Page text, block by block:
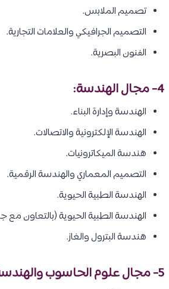
تصميم الملابس.
التصميم الجرافيكي والعلامات التجارية.
الفنون البصرية.
4- مجال الهندسة:
الهندسة وإدارة البناء.
الهندسة الإلكترونية والاتصالات.
هندسة الميكاترونيات.
التصميم المعماري والهندسة الرقمية.
الهندسة الطبية الحيوية.
الهندسة الطبية الحيوية (بالتعاون مع
هندسة البترول والغاز.
5- مجال علوم الحاسوب والهندسة: